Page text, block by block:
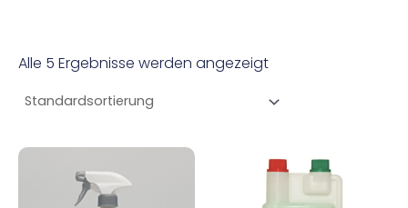
Alle 5 Ergebnisse werden angezeigt